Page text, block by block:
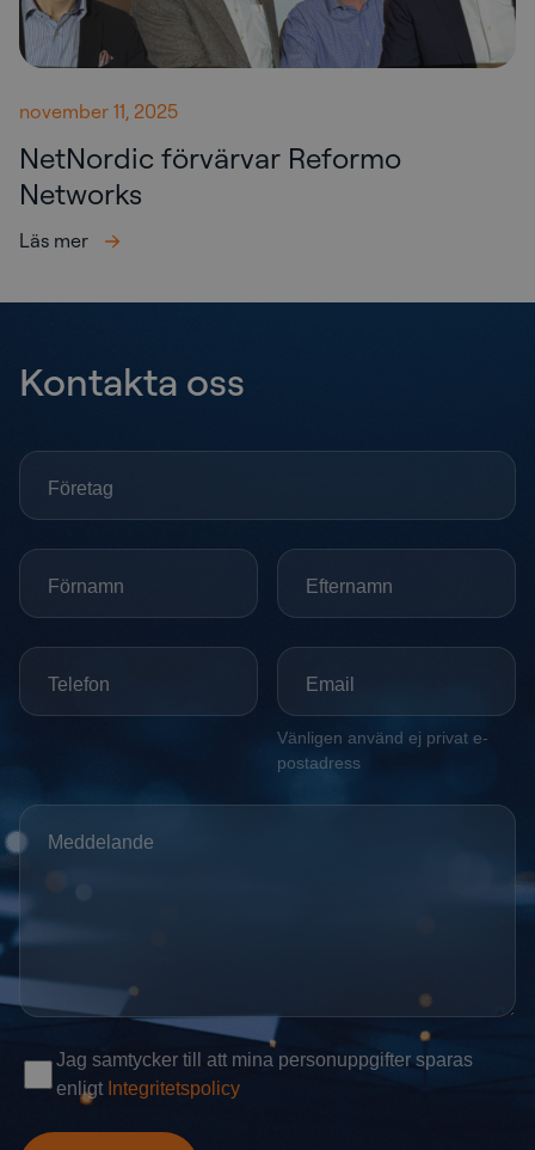
november 11, 2025
NetNordic förvärvar Reformo
Networks
Läs mer
Kontakta oss